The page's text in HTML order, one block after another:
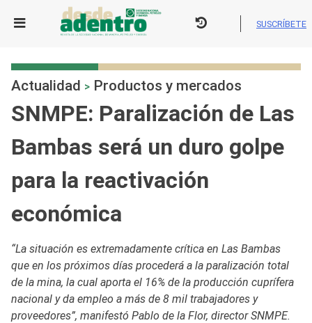
SUSCRÍBETE
Actualidad > Productos y mercados
SNMPE: Paralización de Las
Bambas será un duro golpe
para la reactivación
económica
“La situación es extremadamente crítica en Las Bambas
que en los próximos días procederá a la paralización total
de la mina, la cual aporta el 16% de la producción cuprífera
nacional y da empleo a más de 8 mil trabajadores y
proveedores”, manifestó Pablo de la Flor, director SNMPE.